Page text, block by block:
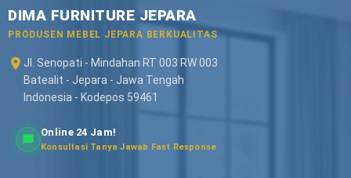
DIMA FURNITURE JEPARA
PRODUSEN MEBEL JEPARA BERKUALITAS
Jl. Senopati - Mindahan RT 003 RW 003
Batealit - Jepara - Jawa Tengah
Indonesia - Kodepos 59461
Online 24 Jam!
Konsultasi Tanya Jawab Fast Response